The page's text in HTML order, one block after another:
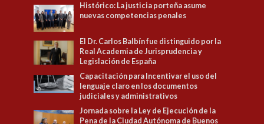
Histórico: La justicia porteña asume
nuevas competencias penales
El Dr. Carlos Balbín fue distinguido por la
Real Academia de Jurisprudencia y
Legislación de España
Capacitación para Incentivar el uso del
lenguaje claro en los documentos
judiciales y administrativos
Jornada sobre la Ley de Ejecución de la
Pena de la Ciudad Autónoma de Buenos